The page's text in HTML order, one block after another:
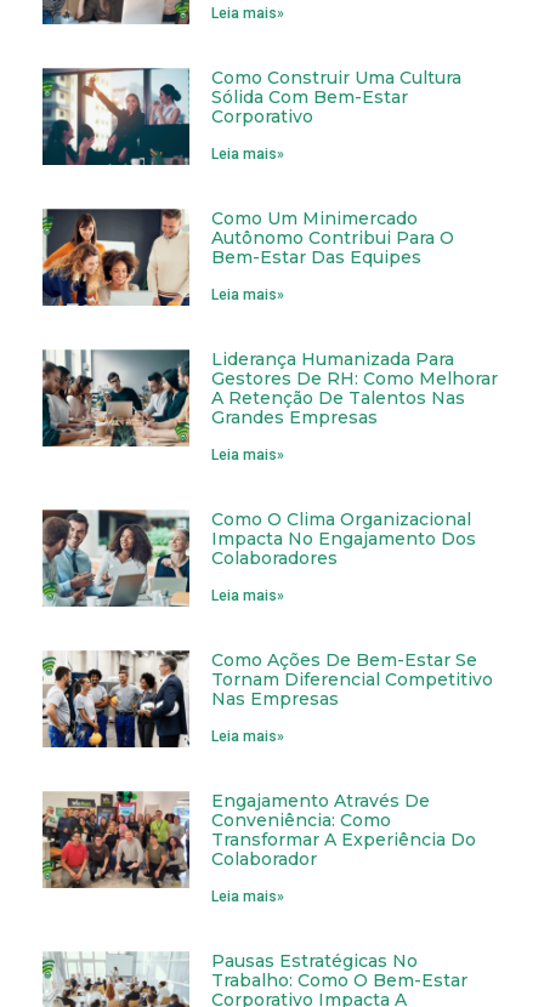
Leia mais»
Como Construir Uma Cultura
Sólida Com Bem-Estar
Corporativo
Leia mais»
Como Um Minimercado
Autônomo Contribui Para O
Bem-Estar Das Equipes
Leia mais»
Liderança Humanizada Para
Gestores De RH: Como Melhorar
A Retenção De Talentos Nas
Grandes Empresas
Leia mais»
Como O Clima Organizacional
Impacta No Engajamento Dos
Colaboradores
Leia mais»
Como Ações De Bem-Estar Se
Tornam Diferencial Competitivo
Nas Empresas
Leia mais»
Engajamento Através De
Conveniência: Como
Transformar A Experiência Do
Colaborador
Leia mais»
Pausas Estratégicas No
Trabalho: Como O Bem-Estar
Corporativo Impacta A